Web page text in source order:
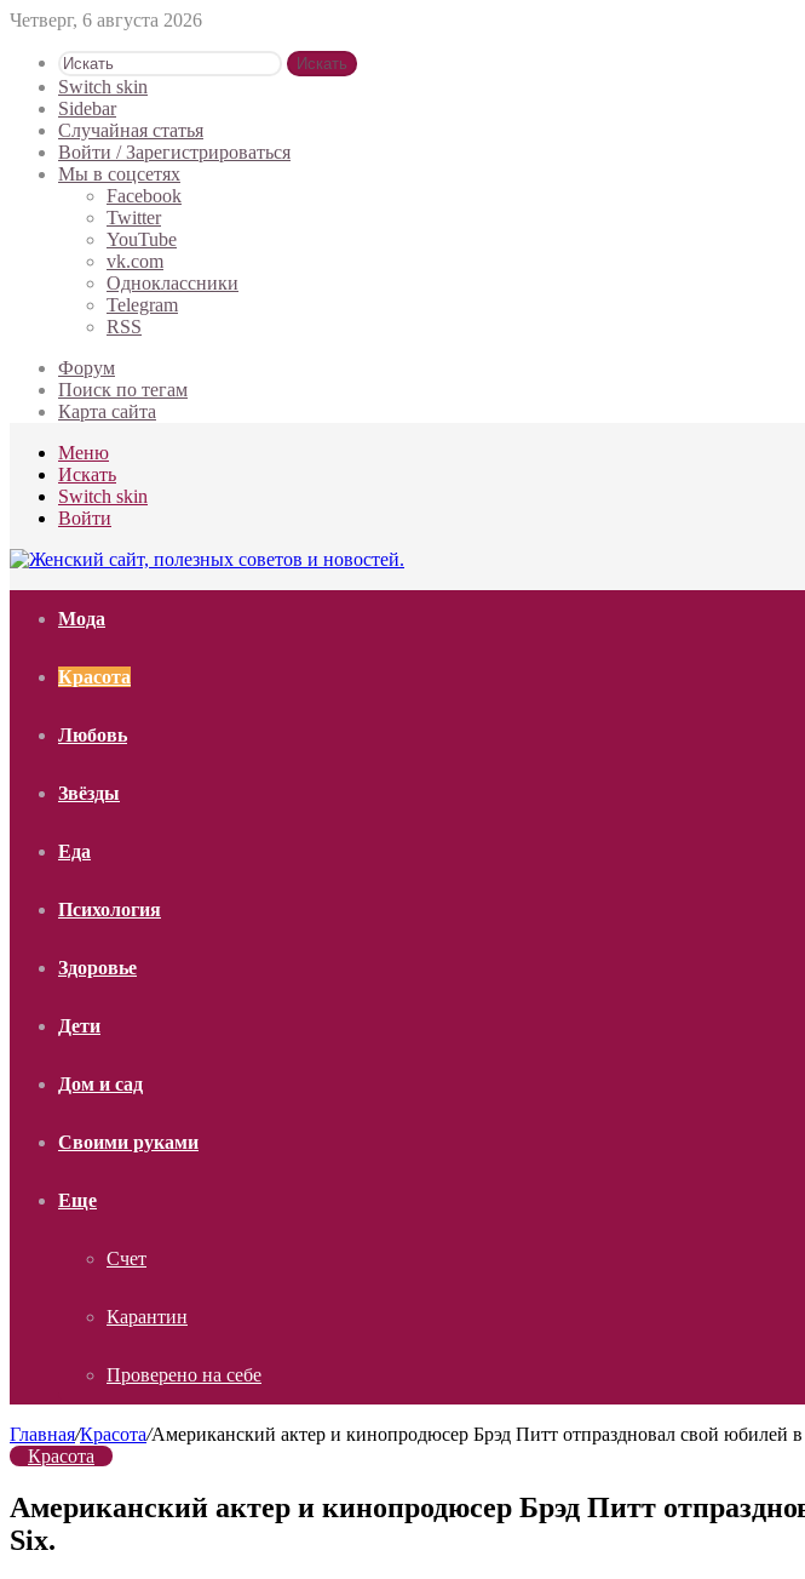
Четверг, 6 августа 2026
Искать
Switch skin
Sidebar
Случайная статья
Войти / Зарегистрироваться
Мы в соцсетях
Facebook
Twitter
YouTube
vk.com
Одноклассники
Telegram
RSS
Форум
Поиск по тегам
Карта сайта
Меню
Искать
Switch skin
Войти
Мода
Красота
Любовь
Звёзды
Еда
Психология
Здоровье
Дети
Дом и сад
Своими руками
Еще
Счет
Карантин
Проверено на себе
Главная/Красота/Американский актер и кинопродюсер Брэд Питт отпраздновал свой юбилей
Красота
Американский актер и кинопродюсер Брэд Питт
Six.